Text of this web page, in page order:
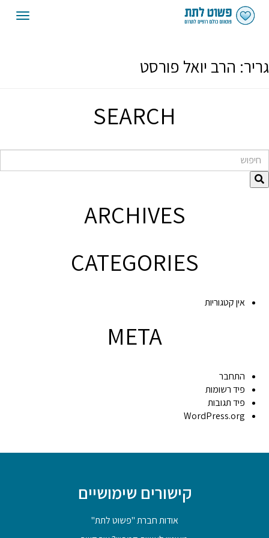
גריר: הרב יואל פורסט
SEARCH
חיפוש
ARCHIVES
CATEGORIES
אין קטגוריות
META
התחבר
פיד רשומות
פיד תגובות
WordPress.org
קישורים שימושיים
אודות חברת "פשוט לתת"